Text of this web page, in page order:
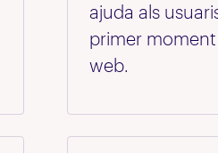
ajuda als
primer
web.